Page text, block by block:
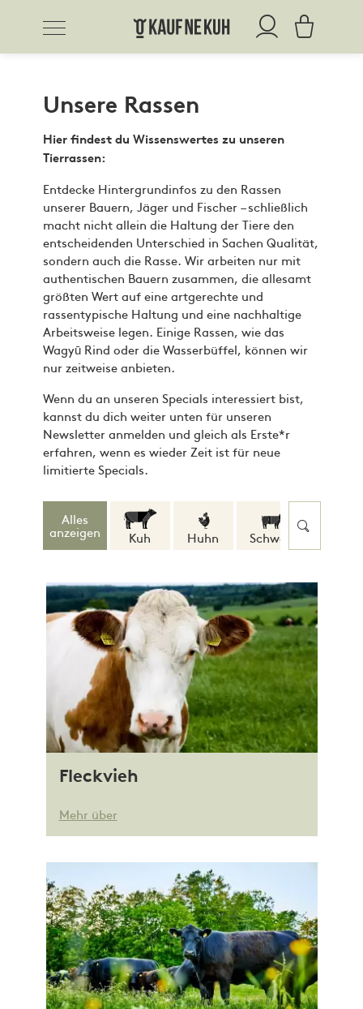
Unsere Rassen
Hier findest du Wissenswertes zu unseren
Tierrassen:
Entdecke Hintergrundinfos zu den Rassen
unserer Bauern, Jäger und Fischer – schließlich
macht nicht allein die Haltung der Tiere den
entscheidenden Unterschied in Sachen Qualität,
sondern auch die Rasse. Wir arbeiten nur mit
authentischen Bauern zusammen, die allesamt
größten Wert auf eine artgerechte und
rassentypische Haltung und eine nachhaltige
Arbeitsweise legen. Einige Rassen, wie das
Wagyū Rind oder die Wasserbüffel, können wir
nur zeitweise anbieten.
Wenn du an unseren Specials interessiert bist,
kannst du dich weiter unten für unseren
Newsletter anmelden und gleich als Erste*r
erfahren, wenn es wieder Zeit ist für neue
limitierte Specials.
Alles
anzeigen Kuh Huhn Schwein
Fleckvieh
Mehr über